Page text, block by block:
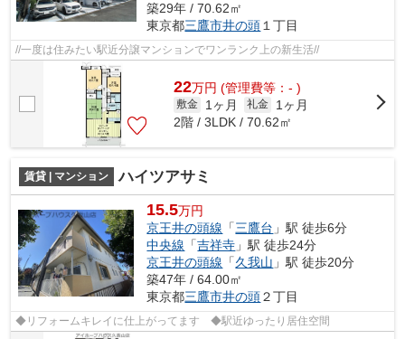
築29年 / 70.62㎡
東京都三鷹市井の頭 １丁目
//一度は住みたい駅近分譲マンションでワンランク上の新生活//
22万円 (管理費等：- )
敷金 1ヶ月 礼金
1ヶ月
2階 / 3LDK / 70.62㎡
賃貸 | マンション ハイツアサミ
15.5万円
京王井の頭線 「三鷹台 」駅 徒歩6分
中央線 「吉祥寺 」駅 徒歩24分
京王井の頭線 「久我山 」駅 徒歩20分
築47年 / 64.00㎡
東京都三鷹市井の頭２丁目
◆リフォームキレイに仕上がってます ◆駅近ゆったり居住空間